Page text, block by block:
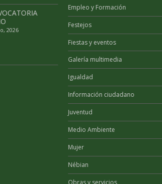
2026
Empleo y Formación
Festejos
Fiestas y eventos
Galería multimedia
Igualdad
Información ciudadano
Juventud
Medio Ambiente
Mujer
Nébian